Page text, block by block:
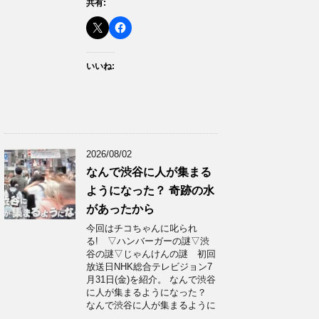
共有:
いいね:
2026/08/02
なんで渋谷に人が集まる
ようになった？ 奇跡の水
があったから
今回はチコちゃんに叱られ
る! ▽ハンバーガーの謎▽渋
谷の謎▽じゃんけんの謎 初回
放送日NHK総合テレビジョン7
月31日(金)を紹介。 なんで渋谷
に人が集まるようになった？
なんで渋谷に人が集まるように